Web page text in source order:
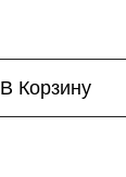
В Корзину